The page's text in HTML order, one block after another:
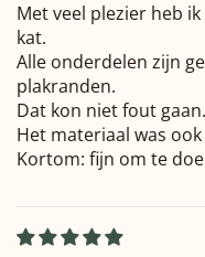
Met veel plezier heb
kat.
Alle onderdelen zijn
plakranden.
Dat kon niet fout gaan.
Het materiaal was
Kortom: fijn om te